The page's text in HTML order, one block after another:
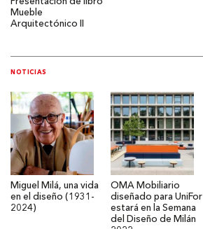
Mueble
Arquitectónico II
NOTICIAS
Miguel Milá, una vida
en el diseño (1931-
2024)
OMA Mobiliario
diseñado para UniFor
estará en la Semana
del Diseño de Milán